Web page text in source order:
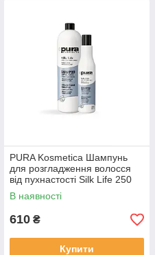
PURA Kosmetica Шампунь
для розгладження волосся
від пухнастості Silk Life 250
мл
В наявності
610 ₴
Купити